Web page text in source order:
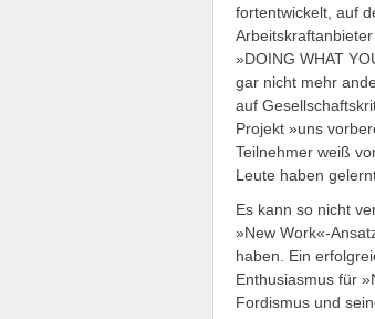
fortentwickelt, auf
»DOING WHAT
gar nicht mehr
auf
Projekt »uns
Teilnehmer weiß
Leute haben
Es kann so nicht
»New Work«-
haben. Ein
Enthusiasmus für
Fordismus und